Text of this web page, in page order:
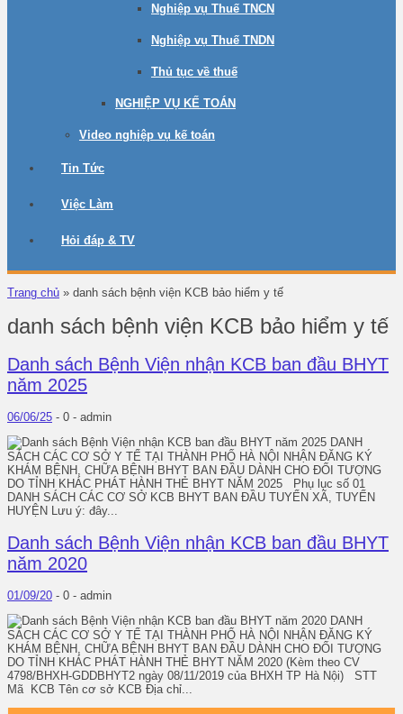
Nghiệp vụ Thuế TNCN
Nghiệp vụ Thuế TNDN
Thủ tục về thuế
NGHIỆP VỤ KẾ TOÁN
Video nghiệp vụ kế toán
Tin Tức
Việc Làm
Hỏi đáp & TV
Trang chủ » danh sách bệnh viện KCB bảo hiểm y tế
danh sách bệnh viện KCB bảo hiểm y tế
Danh sách Bệnh Viện nhận KCB ban đầu BHYT
năm 2025
06/06/25 - 0 - admin
DANH
SÁCH CÁC CƠ SỞ Y TẾ TẠI THÀNH PHỐ HÀ NỘI NHẬN ĐĂNG KÝ
KHÁM BỆNH, CHỮA BỆNH BHYT BAN ĐẦU DÀNH CHO ĐỐI TƯỢNG
DO TỈNH KHÁC PHÁT HÀNH THẺ BHYT NĂM 2025 Phụ lục số 01
DANH SÁCH CÁC CƠ SỞ KCB BHYT BAN ĐẦU TUYẾN XÃ, TUYẾN
HUYỆN Lưu ý: đây...
Danh sách Bệnh Viện nhận KCB ban đầu BHYT
năm 2020
01/09/20 - 0 - admin
DANH
SÁCH CÁC CƠ SỞ Y TẾ TẠI THÀNH PHỐ HÀ NỘI NHẬN ĐĂNG KÝ
KHÁM BỆNH, CHỮA BỆNH BHYT BAN ĐẦU DÀNH CHO ĐỐI TƯỢNG
DO TỈNH KHÁC PHÁT HÀNH THẺ BHYT NĂM 2020 (Kèm theo CV
4798/BHXH-GDDBHYT2 ngày 08/11/2019 của BHXH TP Hà Nội) STT
Mã KCB Tên cơ sở KCB Địa chỉ...